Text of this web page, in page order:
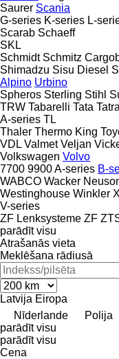
Saurer Scania
G-series K-series L-
Scarab Schaeff
SKL
Schmidt Schmitz
Shimadzu Sisu Diesel
Alpino Urbino
Spheros Sterling Stihl
TRW Tabarelli Tata Tatra
A-series TL
Thaler Thermo King
VDL Valmet Veljan
Volkswagen Volvo
7700 9900A-series B-
WABCO Wacker
Westinghouse Winkler
V-series
ZF Lenksysteme ZF
parādīt visu
Atrašanās vieta
Meklēšana rādiusā
Latvija Eiropa
Nīderlande
Polija
parādīt visu
parādīt visu
Cena